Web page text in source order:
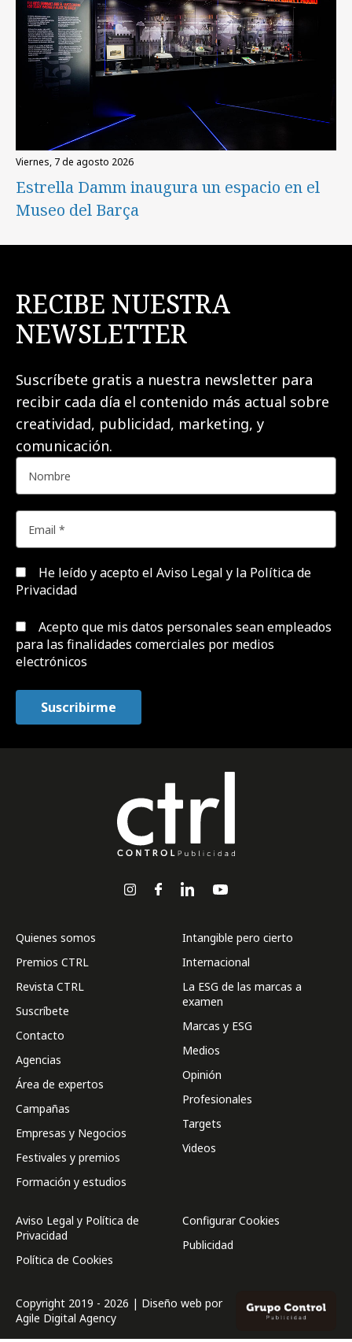
viernes, 7 de agosto 2026
Estrella Damm inaugura un espacio en el
Museo del Barça
RECIBE NUESTRA
NEWSLETTER
Suscríbete gratis a nuestra newsletter para
recibir cada día el contenido más actual sobre
creatividad, publicidad, marketing, y
comunicación.
He leído y acepto el Aviso Legal y la Política de
Privacidad
Acepto que mis datos personales sean empleados
para las finalidades comerciales por medios
electrónicos
Quienes somos
Premios CTRL
Revista CTRL
Suscríbete
Contacto
Agencias
Área de expertos
Campañas
Empresas y Negocios
Festivales y premios
Formación y estudios
Intangible pero cierto
Internacional
La ESG de las marcas a
examen
Marcas y ESG
Medios
Opinión
Profesionales
Targets
Videos
Aviso Legal y Política de
Privacidad
Política de Cookies
Configurar Cookies
Publicidad
Copyright 2019 - 2026 | Diseño web por
Agile Digital Agency